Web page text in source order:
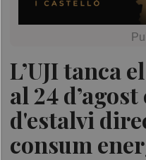
L’UJI tanca
al 24
d'estalvi
consum